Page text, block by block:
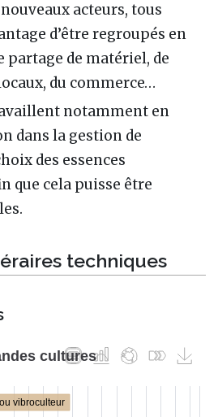
acteurs, tous
d’être regroupés en
partage de matériel, de
du commerce…
notamment en
dans la gestion de
des essences
que cela puisse être
techniques